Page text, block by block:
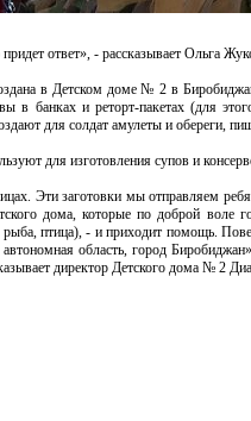
ответ», - рассказывает Ольга
в Детском доме № 2 в
в банках и реторт-пакетах (для
для солдат амулеты и обереги,
для изготовления супов и
Эти заготовки мы отправляем
дома, которые по доброй
птица), - и приходит помощь.
область, город
директор Детского дома № 2